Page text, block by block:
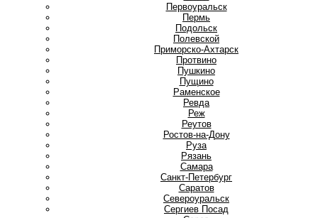
Первоуральск
Пермь
Подольск
Полевской
Приморско-Ахтарск
Протвино
Пушкино
Пущино
Раменское
Ревда
Реж
Реутов
Ростов-на-Дону
Руза
Рязань
Самара
Санкт-Петербург
Саратов
Североуральск
Сергиев Посад